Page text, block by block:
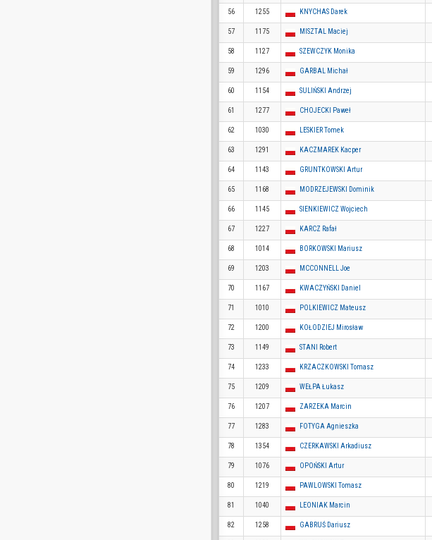
56 1255 KNYCHAS Darek
57 1175 MISZTAL Maciej
58 1127 SZEWCZYK Monika
59 1296 GARBAL Michał
60 1154 SULIŃSKI Andrzej
61 1277 CHOJECKI Paweł
62 1030 LESKIER Tomek
63 1291 KACZMAREK Kacper
64 1143 GRUNTKOWSKI Artur
65 1168 MODRZEJEWSKI Dominik
66 1145 SIENKIEWICZ Wojciech
67 1227 KARCZ Rafał
68 1014 BORKOWSKI Mariusz
69 1203 MCCONNELL Joe
70 1167 KWACZYŃSKI Daniel
71 1010 POLKIEWICZ Mateusz
72 1200 KOŁODZIEJ Mirosław
73 1149 STANI Robert
74 1233 KRZACZKOWSKI Tomasz
75 1209 WEŁPA Łukasz
76 1207 ZARZEKA Marcin
77 1283 FOTYGA Agnieszka
78 1354 CZERKAWSKI Arkadiusz
79 1076 OPOŃSKI Artur
80 1219 PAWLOWSKI Tomasz
81 1040 LEONIAK Marcin
82 1258 GABRUŚ Dariusz